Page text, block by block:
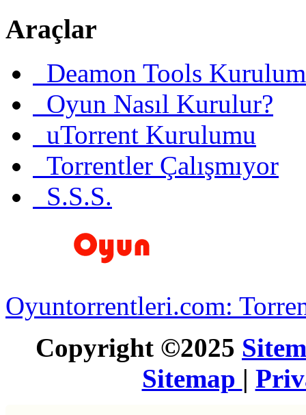
Araçlar
Deamon Tools
Oyun Nasıl Kurulur?
uTorrent Kurulumu
Torrentler Çalışmıyor
S.S.S.
Oyuntorrentleri.com:
Copyright ©2025
Sitemap |